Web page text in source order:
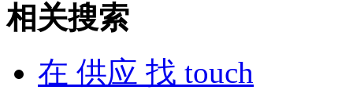
相关搜索
在 供应 找 touch